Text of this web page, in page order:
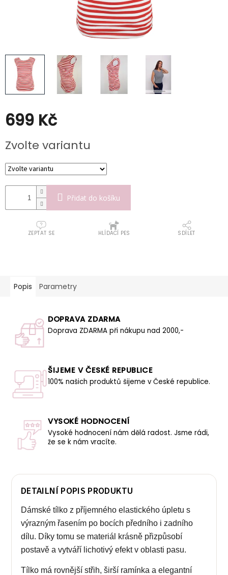
Slevy
699 Kč
cena:
Zvolte variantu
Přidat do košíku
ZEPTAT SE HLÍDACÍ PES SDÍLET
Popis Parametry
DOPRAVA ZDARMA
Doprava ZDARMA při nákupu nad 2000,-
ŠIJEME V ČESKÉ REPUBLICE
100% našich produktů šijeme v České republice.
VYSOKÉ HODNOCENÍ
Vysoké hodnocení nám dělá radost. Jsme rádi,
že se k nám vracíte.
DETAILNÍ POPIS PRODUKTU
Dámské tílko z příjemného elastického úpletu s
výrazným řasením po bocích předního i zadního
dílu. Díky tomu se materiál krásně přizpůsobí
postavě a vytváří lichotivý efekt v oblasti pasu.
Tílko má rovnější střih, širší ramínka a elegantní